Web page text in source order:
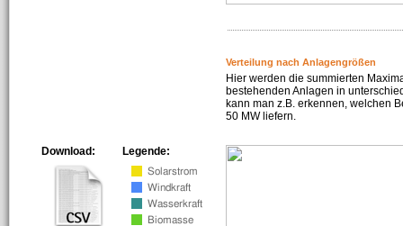
Verteilung nach Anlagengrößen
Hier werden die summierten
bestehenden Anlagen in
kann man z.B. erkennen, welchen
50 MW liefern.
Legende:
Download: